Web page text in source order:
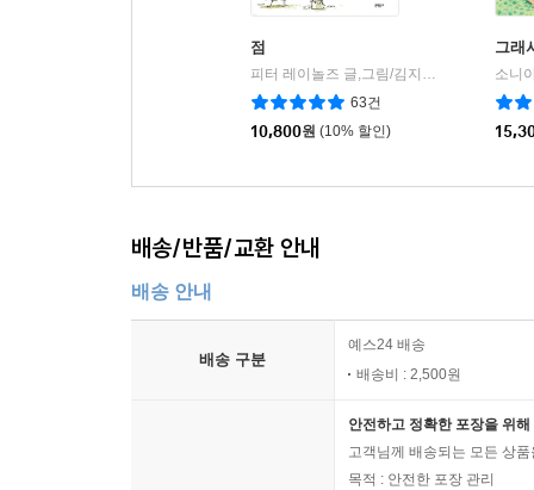
점
피터 레이놀즈 글,그림/김지효 역
문학동네
63건
10,800원 (10% 할인)
그래
배송/반품/교환 안내
배송 안내
배송 구분
예스24 배송
배송비 : 2,500원
안전하고 정확한 포장을 위
고객님께 배송되는 모든 상
목적 : 안전한 포장 관리